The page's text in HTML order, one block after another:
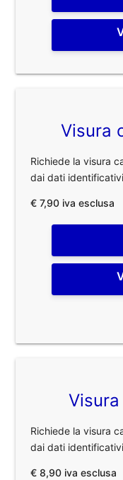
Visura
Richiede la visura
dai dati
€ 7,90 iva esclusa
Richiede la visura
dai dati
€ 8,90 iva esclusa